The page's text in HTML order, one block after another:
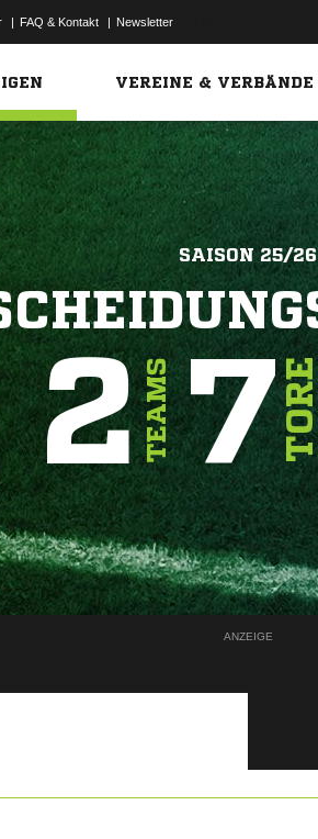
| FAQ & Kontakt | Newsletter
VEREINE & VERBÄNDE
SAISON 25/26
2TEAMS7TORE
ANZEIGE